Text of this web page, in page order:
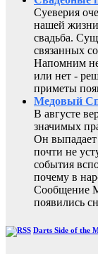
Суеверия
нашей
свадьба.
связанных
Напомним
или нет -
приметы
Медовый
В августе
значимых
Он выпадает
почти не
события
почему в
Сообщение
появились
Darts Side of the